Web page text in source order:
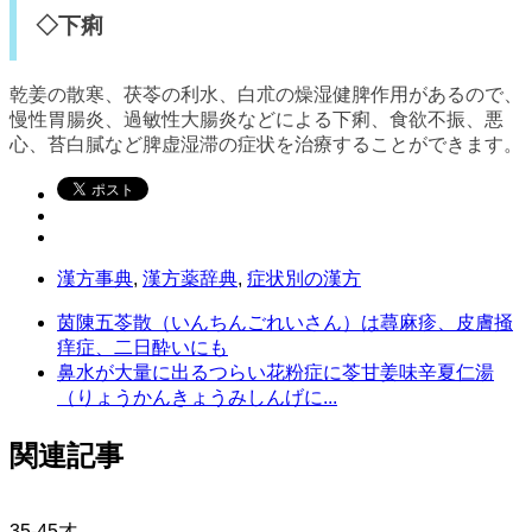
◇下痢
乾姜の散寒、茯苓の利水、白朮の燥湿健脾作用があるので、
慢性胃腸炎、過敏性大腸炎などによる下痢、食欲不振、悪
心、苔白膩など脾虚湿滞の症状を治療することができます。
漢方事典, 漢方薬辞典, 症状別の漢方
茵陳五苓散（いんちんごれいさん）は蕁麻疹、皮膚掻
痒症、二日酔いにも
鼻水が大量に出るつらい花粉症に苓甘姜味辛夏仁湯
（りょうかんきょうみしんげに...
関連記事